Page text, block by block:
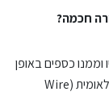
חכמה?
כספים באופן
היעיל ביותר. השיטה המסורתית של העברה בנקאית בינלאומית (Wire